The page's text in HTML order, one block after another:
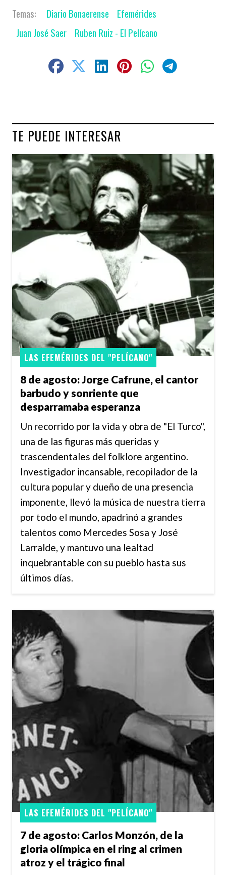
Diario Bonaerense
Efemérides
Juan José Saer
Ruben Ruiz - El Pelícano
TE PUEDE INTERESAR
8 de agosto: Jorge Cafrune, el cantor
barbudo y sonriente que
desparramaba esperanza
LAS EFEMÉRIDES DEL "PELÍCANO"
Un recorrido por la vida y obra de "El Turco",
una de las figuras más queridas y
trascendentales del folklore argentino.
Investigador incansable, recopilador de la
cultura popular y dueño de una presencia
imponente, llevó la música de nuestra tierra
por todo el mundo, apadrinó a grandes
talentos como Mercedes Sosa y José
Larralde, y mantuvo una lealtad
inquebrantable con su pueblo hasta sus
últimos días.
7 de agosto: Carlos Monzón, de la
gloria olímpica en el ring al crimen
atroz y el trágico final
LAS EFEMÉRIDES DEL "PELÍCANO"